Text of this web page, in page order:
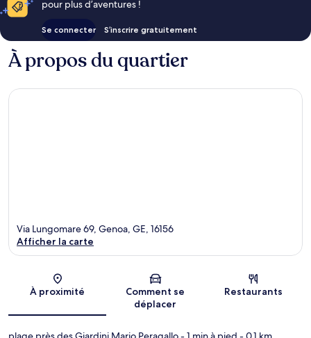
pour plus d’aventures !
Se connecter S’inscrire gratuitement
À propos du quartier
Carte
Via Lungomare 69, Genoa, GE, 16156
Afficher la carte
À proximité
Comment se
déplacer
Restaurants